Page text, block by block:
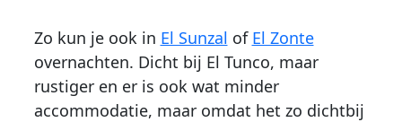
Zo kun je ook in El Sunzal of El Zonte
overnachten. Dicht bij El Tunco, maar
rustiger en er is ook wat minder
accommodatie, maar omdat het zo dichtbij